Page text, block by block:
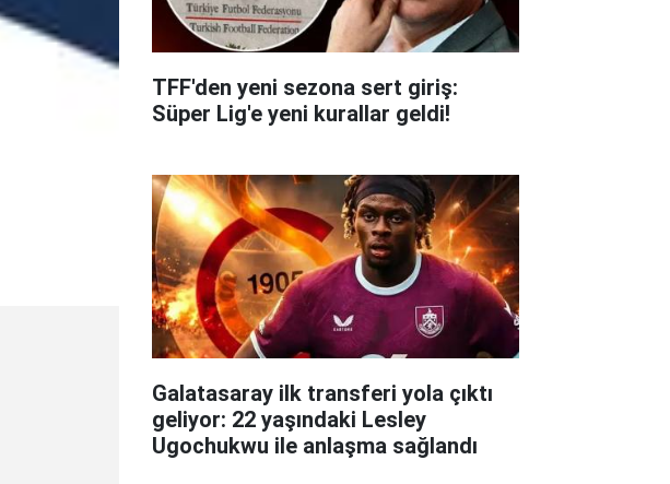
TFF'den yeni sezona sert giriş:
Süper Lig'e yeni kurallar geldi!
Galatasaray ilk transferi yola çıktı
geliyor: 22 yaşındaki Lesley
Ugochukwu ile anlaşma sağlandı